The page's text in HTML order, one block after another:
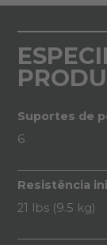
Suportes de
6
Resistência
21 lbs (9.5 kg)